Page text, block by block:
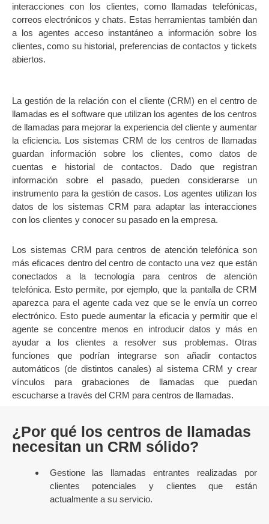
interacciones con los clientes, como llamadas telefónicas,
correos electrónicos y chats. Estas herramientas también dan
a los agentes acceso instantáneo a información sobre los
clientes, como su historial, preferencias de contactos y tickets
abiertos.
La gestión de la relación con el cliente (CRM) en el centro de
llamadas es el software que utilizan los agentes de los centros
de llamadas para mejorar la experiencia del cliente y aumentar
la eficiencia. Los sistemas CRM de los centros de llamadas
guardan información sobre los clientes, como datos de
cuentas e historial de contactos. Dado que registran
información sobre el pasado, pueden considerarse un
instrumento para la gestión de casos. Los agentes utilizan los
datos de los sistemas CRM para adaptar las interacciones
con los clientes y conocer su pasado en la empresa.
Los sistemas CRM para centros de atención telefónica son
más eficaces dentro del centro de contacto una vez que están
conectados a la tecnología para centros de atención
telefónica. Esto permite, por ejemplo, que la pantalla de CRM
aparezca para el agente cada vez que se le envía un correo
electrónico. Esto puede aumentar la eficacia y permitir que el
agente se concentre menos en introducir datos y más en
ayudar a los clientes a resolver sus problemas. Otras
funciones que podrían integrarse son añadir contactos
automáticos (de distintos canales) al sistema CRM y crear
vínculos para grabaciones de llamadas que puedan
escucharse a través del CRM para centros de llamadas.
¿Por qué los centros de llamadas
necesitan un CRM sólido?
Gestione las llamadas entrantes realizadas por
clientes potenciales y clientes que están
actualmente a su servicio.